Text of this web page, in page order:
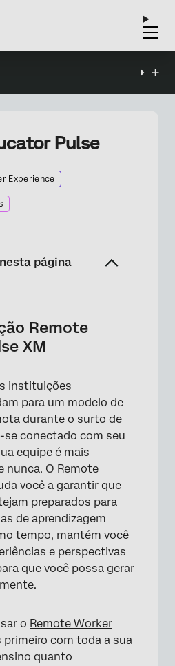
Pulse
Experience
página
educador remoto
Remote Educator
do educador remoto
Remote Educator
para COVID-19
para COVID-19 XM
Remote
XM
instituições
para um modelo de
durante o surto de
se conectado com seu
equipe é mais
nunca. O Remote
você a garantir que
preparados para
de aprendizagem
tempo, mantém você
e perspectivas
que você possa gerar
o Remote Worker
primeiro com toda a sua
quanto